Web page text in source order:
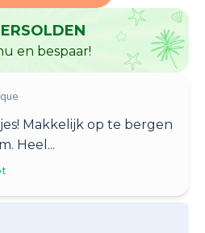
en bespaar!
Makkelijk op te bergen
Heel...